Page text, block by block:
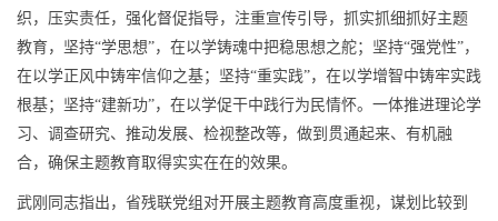
织，压实责任，强化督促指导，注重宣传引导，抓实抓细抓好主题
教育，坚持“学思想”，在以学铸魂中把稳思想之舵；坚持“强党性”，
在以学正风中铸牢信仰之基；坚持“重实践”，在以学增智中铸牢实践
根基；坚持“建新功”，在以学促干中践行为民情怀。一体推进理论学
习、调查研究、推动发展、检视整改等，做到贯通起来、有机融
合，确保主题教育取得实实在在的效果。
武刚同志指出，省残联党组对开展主题教育高度重视，谋划比较到